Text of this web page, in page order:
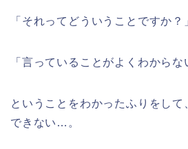
「それってどういうことですか？
「言っていることがよくわからな
ということをわかったふりをし
できない…。